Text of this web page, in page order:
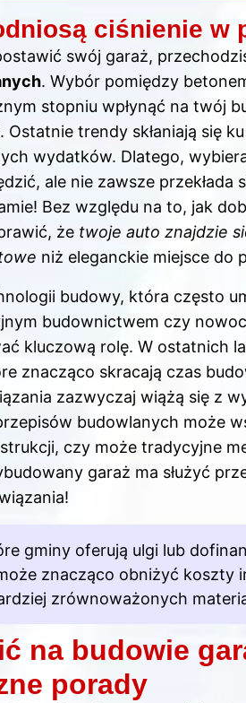
ciśnienie w
swój garaż,
. Wybór pomiędzy
stopniu wpłynąć na twój
trendy skłaniają się
wydatków. Dlatego,
ale nie zawsze przekłada
Bez względu na to, jak
że twoje auto znajdzie
niż eleganckie miejsce do
budowy, która często
budownictwem czy
kluczową rolę. W ostatnich
znacząco skracają czas
zazwyczaj wiążą się z
budowlanych może
czy może tradycyjne
garaż ma służyć
gminy oferują ulgi lub
znacząco obniżyć koszty
zrównoważonych
na budowie
porady